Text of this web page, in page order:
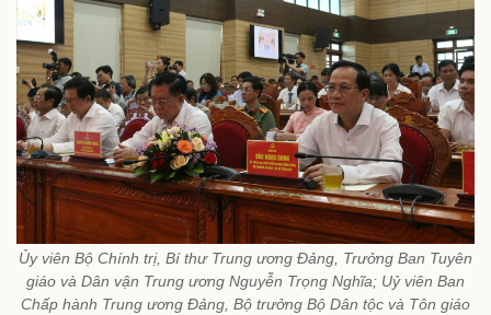
Ủy viên Bộ Chính trị, Bí thư Trung ương Đảng, Trưởng Ban Tuyên
giáo và Dân vận Trung ương Nguyễn Trọng Nghĩa; Uỷ viên Ban
Chấp hành Trung ương Đảng, Bộ trưởng Bộ Dân tộc và Tôn giáo